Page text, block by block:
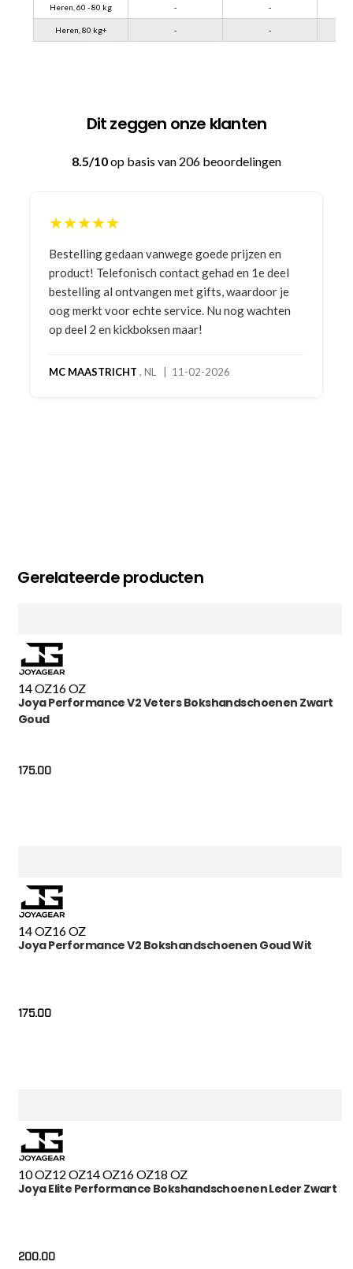
Heren, 60 - 80 kg - -
Heren, 80 kg+ - -
Dit zeggen onze klanten
8.5/10op basis van 206 beoordelingen
★★★★★
Bestelling gedaan vanwege goede prijzen en
product! Telefonisch contact gehad en 1e deel
bestelling al ontvangen met gifts, waardoor je
oog merkt voor echte service. Nu nog wachten
op deel 2 en kickboksen maar!
MC MAASTRICHT , NL | 11-02-2026
Gerelateerde producten
14 OZ16 OZ
Joya Performance V2 Veters Bokshandschoenen Zwart
Goud
175.00
14 OZ16 OZ
Joya Performance V2 Bokshandschoenen Goud Wit
175.00
10 OZ12 OZ14 OZ16 OZ18 OZ
Joya Elite Performance Bokshandschoenen Leder Zwart
200.00